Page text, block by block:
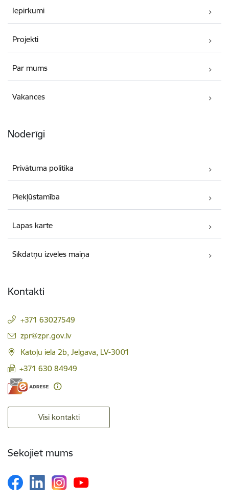
Iepirkumi
Projekti
Par mums
Vakances
Noderīgi
Privātuma politika
Piekļūstamība
Lapas karte
Sīkdatņu izvēles maiņa
Kontakti
+371 63027549
E-pasts:
zpr@zpr.gov.lv
Katoļu iela 2b, Jelgava, LV-3001
+371 630 84949
Visi kontakti
Sekojiet mums